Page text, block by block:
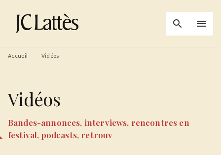
MENU RECHERCHE
PIED DE PAGE
search menu
Accueil — Vidéos
Vidéos
Bandes-annonces, interviews, rencontres en
festival, podcasts, retrouv